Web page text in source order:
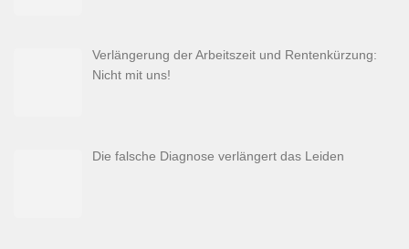
Verlängerung der Arbeitszeit und Rentenkürzung:
Nicht mit uns!
Die falsche Diagnose verlängert das Leiden